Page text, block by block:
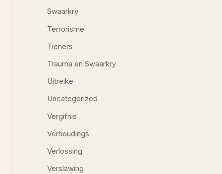
Swaarkry
Terrorisme
Tieners
Trauma en Swaarkry
Uitreike
Uncategorized
Vergifnis
Verhoudings
Verlossing
Verslawing